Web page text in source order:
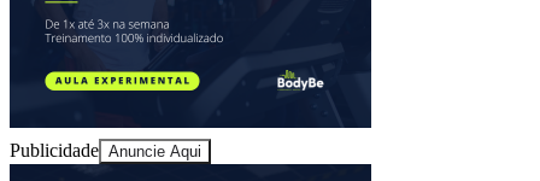
Publicidade Anuncie Aqui